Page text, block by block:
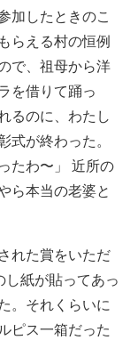
加したときのこ
らえる村の恒例
で、祖母から洋
を借りて踊っ
るのに、わたし
式が終わった。
たわ〜」 近所の
ら本当の老婆と
れた賞をいただ
し紙が貼ってあっ
。それくらいに
ピス一箱だった